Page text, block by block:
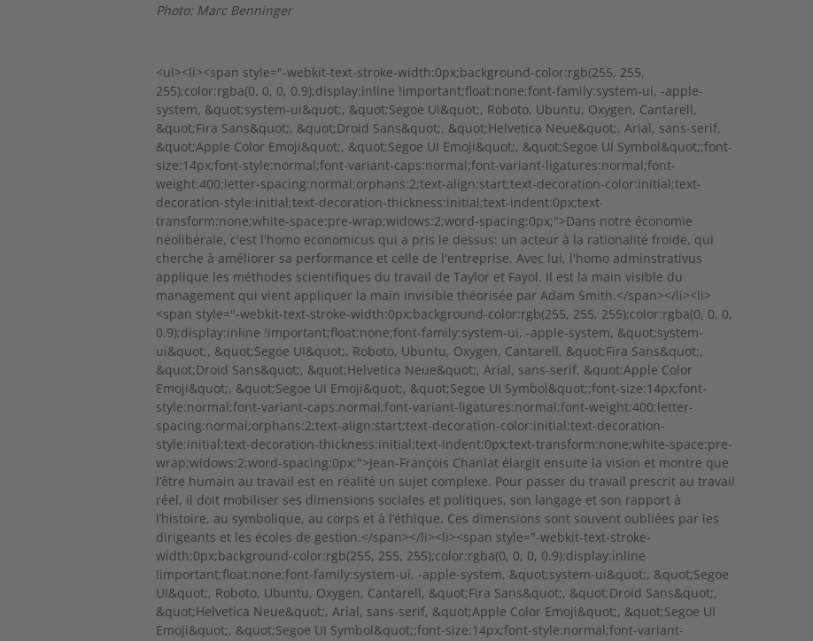
Photo: Marc Benninger
<ul><li><span style="-webkit-text-stroke-width:0px;background-color:rgb(255, 255,
255);color:rgba(0, 0, 0, 0.9);display:inline !important;float:none;font-family:system-ui, -apple-
system, &quot;system-ui&quot;, &quot;Segoe UI&quot;, Roboto, Ubuntu, Oxygen, Cantarell,
&quot;Fira Sans&quot;, &quot;Droid Sans&quot;, &quot;Helvetica Neue&quot;, Arial, sans-serif,
&quot;Apple Color Emoji&quot;, &quot;Segoe UI Emoji&quot;, &quot;Segoe UI Symbol&quot;;font-
size:14px;font-style:normal;font-variant-caps:normal;font-variant-ligatures:normal;font-
weight:400;letter-spacing:normal;orphans:2;text-align:start;text-decoration-color:initial;text-
decoration-style:initial;text-decoration-thickness:initial;text-indent:0px;text-
transform:none;white-space:pre-wrap;widows:2;word-spacing:0px;">Dans notre économie
néolibérale, c'est l'homo economicus qui a pris le dessus: un acteur à la rationalité froide, qui
cherche à améliorer sa performance et celle de l'entreprise. Avec lui, l'homo adminstrativus
applique les méthodes scientifiques du travail de Taylor et Fayol. Il est la main visible du
management qui vient appliquer la main invisible théorisée par Adam Smith.</span></li><li>
<span style="-webkit-text-stroke-width:0px;background-color:rgb(255, 255, 255);color:rgba(0, 0, 0,
0.9);display:inline !important;float:none;font-family:system-ui, -apple-system, &quot;system-
ui&quot;, &quot;Segoe UI&quot;, Roboto, Ubuntu, Oxygen, Cantarell, &quot;Fira Sans&quot;,
&quot;Droid Sans&quot;, &quot;Helvetica Neue&quot;, Arial, sans-serif, &quot;Apple Color
Emoji&quot;, &quot;Segoe UI Emoji&quot;, &quot;Segoe UI Symbol&quot;;font-size:14px;font-
style:normal;font-variant-caps:normal;font-variant-ligatures:normal;font-weight:400;letter-
spacing:normal;orphans:2;text-align:start;text-decoration-color:initial;text-decoration-
style:initial;text-decoration-thickness:initial;text-indent:0px;text-transform:none;white-space:pre-
wrap;widows:2;word-spacing:0px;">Jean-François Chanlat élargit ensuite la vision et montre que
l’être humain au travail est en réalité un sujet complexe. Pour passer du travail prescrit au travail
réel, il doit mobiliser ses dimensions sociales et politiques, son langage et son rapport à
l’histoire, au symbolique, au corps et à l’éthique. Ces dimensions sont souvent oubliées par les
dirigeants et les écoles de gestion.</span></li><li><span style="-webkit-text-stroke-
width:0px;background-color:rgb(255, 255, 255);color:rgba(0, 0, 0, 0.9);display:inline
!important;float:none;font-family:system-ui, -apple-system, &quot;system-ui&quot;, &quot;Segoe
UI&quot;, Roboto, Ubuntu, Oxygen, Cantarell, &quot;Fira Sans&quot;, &quot;Droid Sans&quot;,
&quot;Helvetica Neue&quot;, Arial, sans-serif, &quot;Apple Color Emoji&quot;, &quot;Segoe UI
Emoji&quot;, &quot;Segoe UI Symbol&quot;;font-size:14px;font-style:normal;font-variant-